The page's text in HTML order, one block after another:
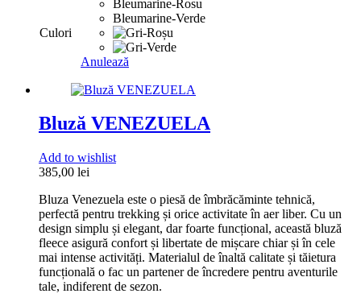
Culori
Bleumarine-Rosu
Bleumarine-Verde
Anulează
Bluză VENEZUELA
Add to wishlist
385,00 lei
Bluza Venezuela este o piesă de îmbrăcăminte tehnică,
perfectă pentru trekking și orice activitate în aer liber. Cu un
design simplu și elegant, dar foarte funcțional, această bluză
fleece asigură confort și libertate de mișcare chiar și în cele
mai intense activități. Materialul de înaltă calitate și tăietura
funcțională o fac un partener de încredere pentru aventurile
tale, indiferent de sezon.